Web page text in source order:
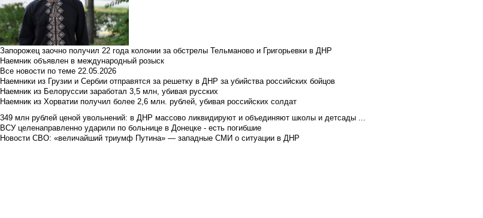
Запорожец заочно получил 22 года колонии за обстрелы Тельманово и Григорьевки в ДНР
Наемник объявлен в международный розыск
Все новости по теме 22.05.2026
Наемники из Грузии и Сербии отправятся за решетку в ДНР за убийства российских бойцов
Наемник из Белоруссии заработал 3,5 млн, убивая русских
Наемник из Хорватии получил более 2,6 млн. рублей, убивая российских солдат
349 млн рублей ценой увольнений: в ДНР массово ликвидируют и объединяют школы и детсады ...
ВСУ целенаправленно ударили по больнице в Донецке - есть погибшие
Новости СВО: «величайший триумф Путина» — западные СМИ о ситуации в ДНР